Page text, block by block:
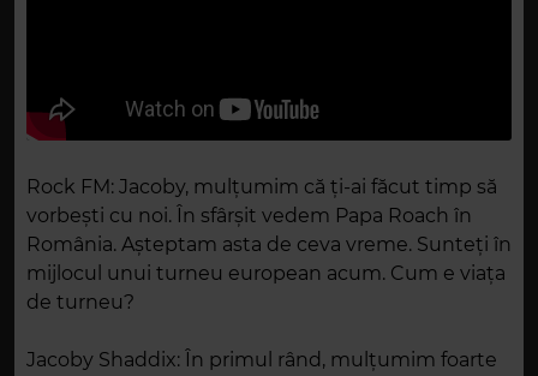
Rock FM: Jacoby, mulțumim că ți-ai făcut timp să
vorbești cu noi. În sfârșit vedem Papa Roach în
România. Așteptam asta de ceva vreme. Sunteți în
mijlocul unui turneu european acum. Cum e viața
de turneu?
Jacoby Shaddix: În primul rând, mulțumim foarte